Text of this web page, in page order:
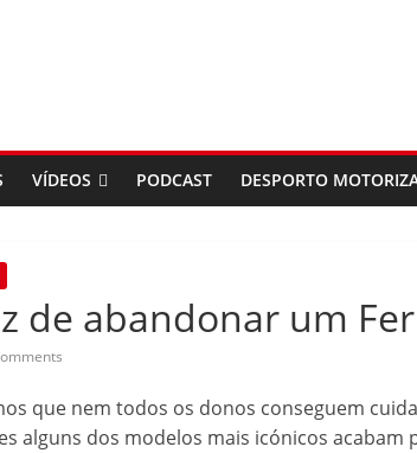
VÍDEOS PODCAST DESPORTO
de abandonar um
que nem todos os donos conseguem
alguns dos modelos mais icónicos